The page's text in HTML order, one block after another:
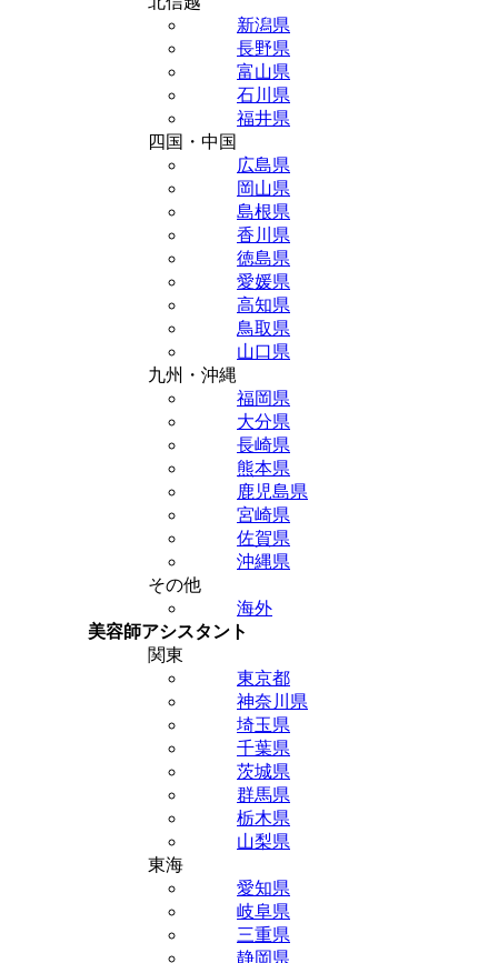
新潟県
長野県
富山県
石川県
福井県
四国・中国
広島県
岡山県
島根県
香川県
徳島県
愛媛県
高知県
鳥取県
山口県
九州・沖縄
福岡県
大分県
長崎県
熊本県
鹿児島県
宮崎県
佐賀県
沖縄県
その他
海外
美容師アシスタント
関東
東京都
神奈川県
埼玉県
千葉県
茨城県
群馬県
栃木県
山梨県
東海
愛知県
岐阜県
三重県
静岡県